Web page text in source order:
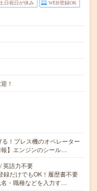
土日祝日が休み WEB登録OK
！
！プレス機のオペレーター
】エンジンのシール…
英語力不要
だけでもOK！履歴書不要
・職種などを入力す…